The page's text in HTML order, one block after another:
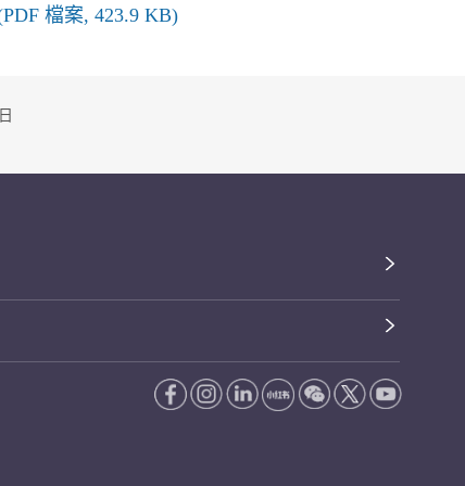
檔案, 423.9 KB)